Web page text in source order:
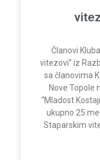
Članovi
vitezovi” iz
sa članovima
Nove Topole
“Mladost
ukupno 25
Staparskim